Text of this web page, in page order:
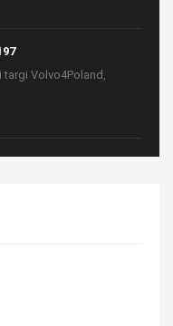
Volvo4Poland,